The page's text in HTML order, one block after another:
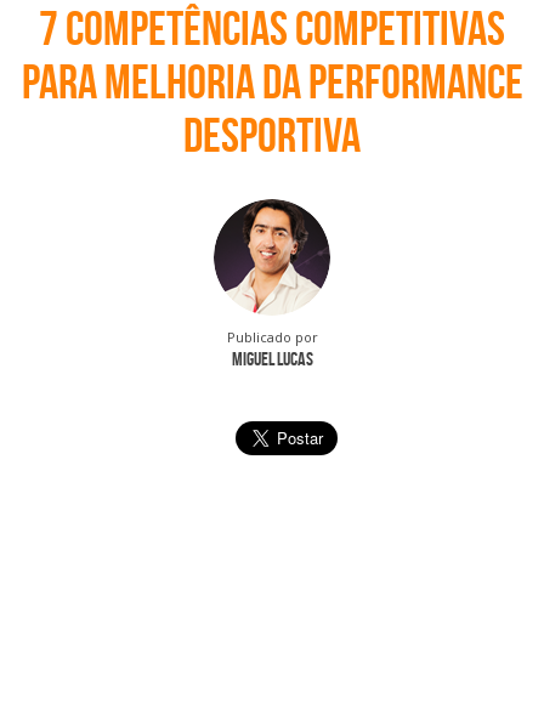
7 Competências competitivas
para melhoria da performance
desportiva
Publicado por
Miguel Lucas